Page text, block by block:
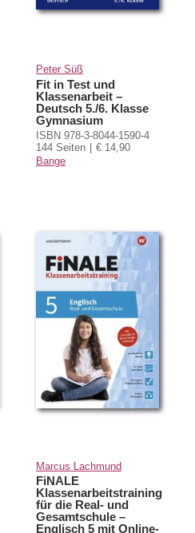
Peter Süß
Fit in Test und
Klassenarbeit –
Deutsch 5./6. Klasse
Gymnasium
ISBN 978-3-8044-1590-4
144 Seiten
€ 14,90
Bange
Marcus Lachmund
FiNALE
Klassenarbeitstraining
für die Real- und
Gesamtschule –
Englisch 5 mit Online-